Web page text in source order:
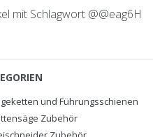
mit Schlagwort @@eag6H
und Führungsschienen
Zubehör